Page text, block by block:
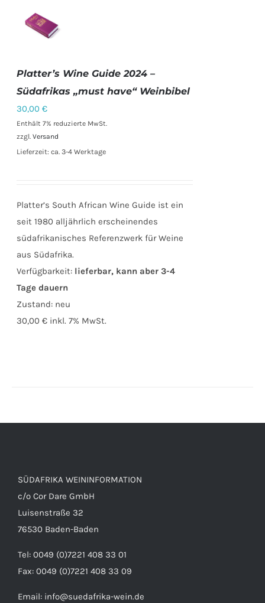
/
Platter’s Wine Guide 2024 –
Südafrikas „must have“ Weinbibel
30,00€
Enthält 7% reduzierte MwSt.
zzgl.Versand
Lieferzeit: ca. 3-4 Werktage
Platter’s South African Wine Guide ist ein
seit 1980 alljährlich erscheinendes
südafrikanisches Referenzwerk für Weine
aus Südafrika.
Verfügbarkeit: lieferbar, kann aber 3-4
Tage dauern
Zustand: neu
30,00 € inkl. 7% MwSt.
SÜDAFRIKA WEININFORMATION
c/o Cor Dare GmbH
Luisenstraße 32
76530 Baden-Baden
Tel: 0049 (0)7221 408 33 01
Fax: 0049 (0)7221 408 33 09
Email: info@suedafrika-wein.de